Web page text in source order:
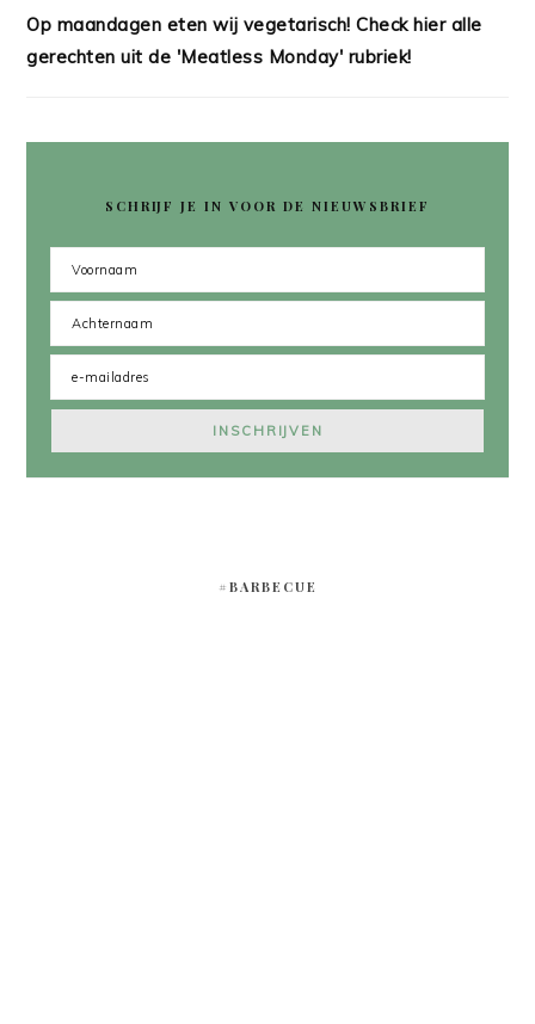
Op maandagen eten wij vegetarisch! Check hier alle
gerechten uit de 'Meatless Monday' rubriek!
SCHRIJF JE IN VOOR DE NIEUWSBRIEF
#BARBECUE